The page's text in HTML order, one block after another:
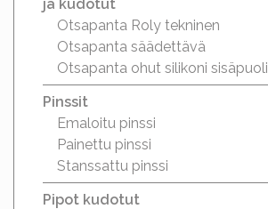
ja kudotut
Otsapanta Roly tekninen
Otsapanta säädettävä
Otsapanta ohut silikoni sisäpuoli
Pinssit
Emaloitu pinssi
Painettu pinssi
Stanssattu pinssi
Pipot kudotut